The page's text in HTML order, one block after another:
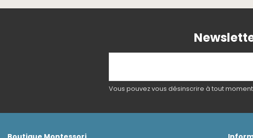
Vous pouvez vous désinscrire à tout